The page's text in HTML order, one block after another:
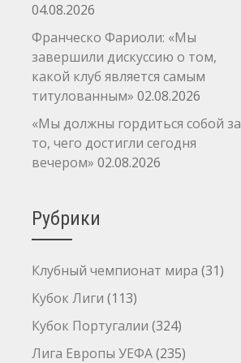
04.08.2026
Франческо Фариоли: «Мы
завершили дискуссию о том,
какой клуб является самым
титулованным» 02.08.2026
«Мы должны гордиться собой за
то, чего достигли сегодня
вечером» 02.08.2026
Рубрики
Клубный чемпионат мира (31)
Кубок Лиги (113)
Кубок Португалии (324)
Лига Европы УЕФА(235)